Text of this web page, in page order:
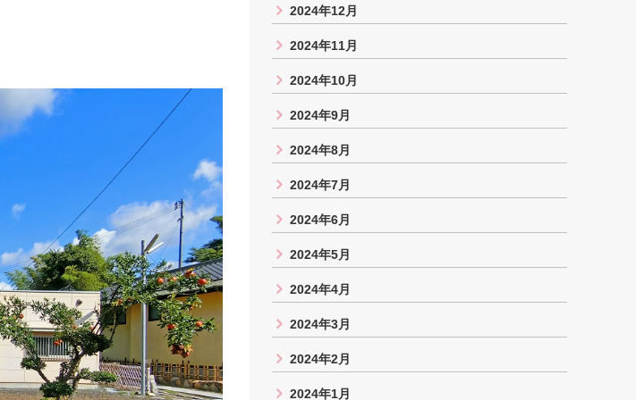
2024年12月
2024年11月
2024年10月
2024年9月
2024年8月
2024年7月
2024年6月
2024年5月
2024年4月
2024年3月
2024年2月
2024年1月